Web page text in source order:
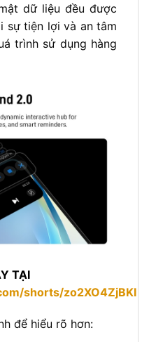
dữ liệu đều được
sự tiện lợi và an tâm
trình sử dụng hàng
TẠI
shorts/zo2XO4ZjBKI
để hiểu rõ hơn: